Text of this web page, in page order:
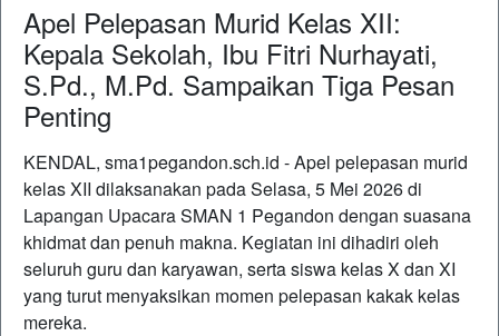
Apel Pelepasan Murid Kelas XII:
Kepala Sekolah, Ibu Fitri Nurhayati,
S.Pd., M.Pd. Sampaikan Tiga Pesan
Penting
KENDAL, sma1pegandon.sch.id - Apel pelepasan murid
kelas XII dilaksanakan pada Selasa, 5 Mei 2026 di
Lapangan Upacara SMAN 1 Pegandon dengan suasana
khidmat dan penuh makna. Kegiatan ini dihadiri oleh
seluruh guru dan karyawan, serta siswa kelas X dan XI
yang turut menyaksikan momen pelepasan kakak kelas
mereka.